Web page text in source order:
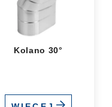
Kolano 30°